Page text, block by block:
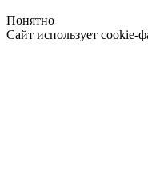
Понятно
Сайт использует cookie-